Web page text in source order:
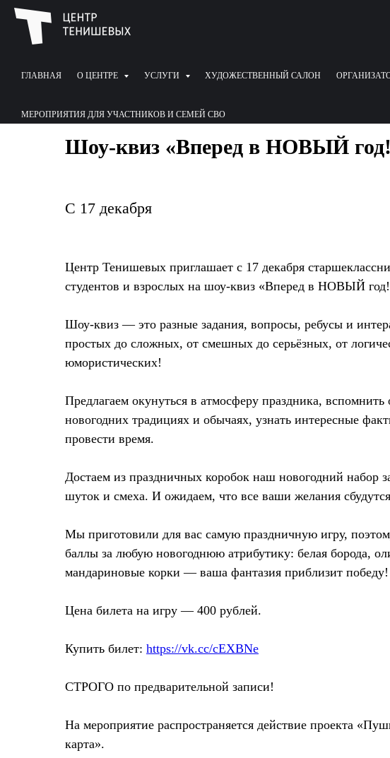
ГЛАВНАЯ О ЦЕНТРЕ УСЛУГИ ХУДОЖЕСТВЕННЫЙ САЛОН
МЕРОПРИЯТИЯ ДЛЯ УЧАСТНИКОВ И СЕМЕЙ СВО
Шоу-квиз «Вперед в НОВЫЙ
С 17 декабря
Центр Тенишевых приглашает с 17 декабря
студентов и взрослых на шоу-квиз «Вперед в НОВЫЙ
Шоу-квиз — это разные задания, вопросы, ребусы и
простых до сложных, от смешных до серьёзных, от
юмористических!
Предлагаем окунуться в атмосферу праздника, вспомнить
новогодних традициях и обычаях, узнать интересные
провести время.
Достаем из праздничных коробок наш новогодний набор
шуток и смеха. И ожидаем, что все ваши желания
Мы приготовили для вас самую праздничную игру,
баллы за любую новогоднюю атрибутику: белая борода,
мандариновые корки — ваша фантазия приблизит победу!
Цена билета на игру — 400 рублей.
Купить билет: https://vk.cc/cEXBNe
СТРОГО по предварительной записи!
На мероприятие распространяется действие проекта
карта».